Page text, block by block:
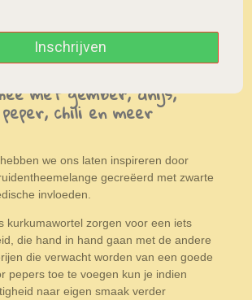
S
h
a
a
a
a
met gember, anijs,
chili en meer
we ons laten inspireren door
gecreëerd met zwarte
invloeden.
kurkumawortel zorgen voor een iets
die hand in hand gaan met de andere
die verwacht worden van een goede
pepers toe te voegen kun je indien
naar eigen smaak verder
Inschrijven